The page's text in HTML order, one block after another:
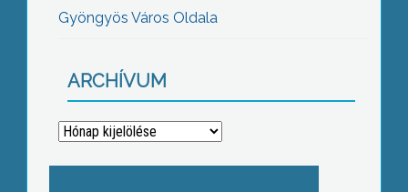
Gyöngyös Város Oldala
ARCHÍVUM
Archívum